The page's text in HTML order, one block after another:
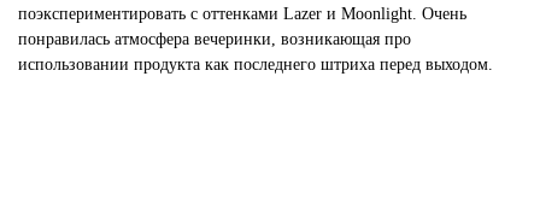
поэкспериментировать с оттенками Lazer и Moonlight. Очень
понравилась атмосфера вечеринки, возникающая про
использовании продукта как последнего штриха перед выходом.